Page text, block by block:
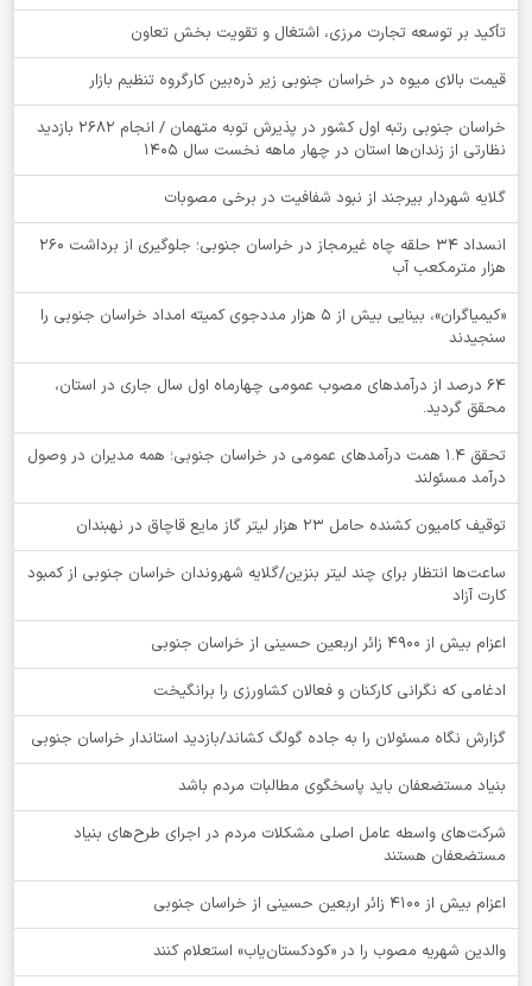
تأکید بر توسعه تجارت مرزی، اشتغال و تقویت بخش تعاون
قیمت بالای میوه در خراسان جنوبی زیر ذره‌بین کارگروه تنظیم بازار
خراسان جنوبی رتبه اول کشور در پذیرش توبه متهمان / انجام ۲۶۸۲ بازدید
نظارتی از زندان‌ها استان در چهار ماهه نخست سال 1405
گلایه شهردار بیرجند از نبود شفافیت در برخی مصوبات
انسداد ۳۴ حلقه چاه غیرمجاز در خراسان جنوبی؛ جلوگیری از برداشت ۲۶۰
هزار مترمکعب آب
«کیمیاگران»، بینایی بیش از ۵ هزار مددجوی کمیته امداد خراسان جنوبی را
سنجیدند
64 درصد از درآمدهای مصوب عمومی چهارماه اول سال جاری در استان،
محقق گردید.
تحقق ۱.۴ همت درآمدهای عمومی در خراسان جنوبی؛ همه مدیران در وصول
درآمد مسئولند
توقيف کامیون کشنده حامل 23 هزار لیتر گاز مایع قاچاق در نهبندان
ساعت‌ها انتظار برای چند لیتر بنزین/گلایه شهروندان خراسان جنوبی از کمبود
کارت آزاد
اعزام بیش از 4900 زائر اربعین حسینی از خراسان جنوبی
ادغامی که نگرانی کارکنان و فعالان کشاورزی را برانگیخت
گزارش نگاه مسئولان را به جاده گولگ کشاند/بازدید استاندار خراسان جنوبی
بنیاد مستضعفان باید پاسخگوی مطالبات مردم باشد
شرکت‌های واسطه عامل اصلی مشکلات مردم در اجرای طرح‌های بنیاد
مستضعفان هستند
اعزام بیش از 4100 زائر اربعین حسینی از خراسان جنوبی
والدین شهریه مصوب را در «کودکستان‌یاب» استعلام کنند